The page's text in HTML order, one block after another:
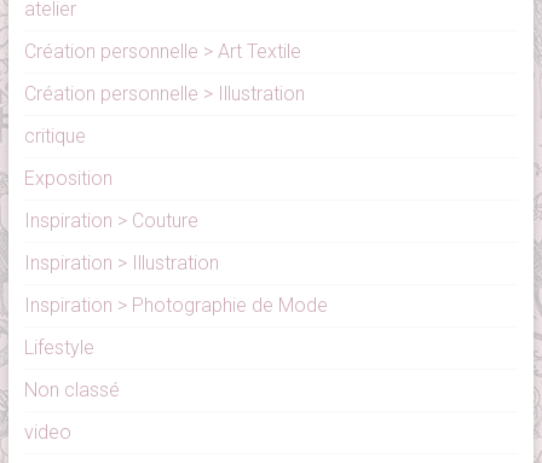
atelier
Création personnelle > Art Textile
Création personnelle > Illustration
critique
Exposition
Inspiration > Couture
Inspiration > Illustration
Inspiration > Photographie de Mode
Lifestyle
Non classé
video